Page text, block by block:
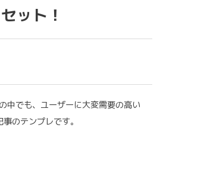
ット！
中でも、ユーザーに大変需要の高い
のテンプレです。